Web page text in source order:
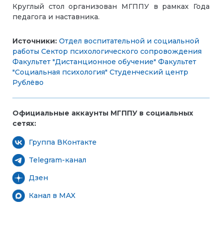
Круглый стол организован МГППУ в рамках Года
педагога и наставника.
Источники: Отдел воспитательной и социальной
работы Сектор психологического сопровождения
Факультет "Дистанционное обучение" Факультет
"Социальная психология" Студенческий центр
Рублёво
Официальные аккаунты МГППУ в социальных
сетях:
Группа ВКонтакте
Telegram-канал
Дзен
Канал в MAX